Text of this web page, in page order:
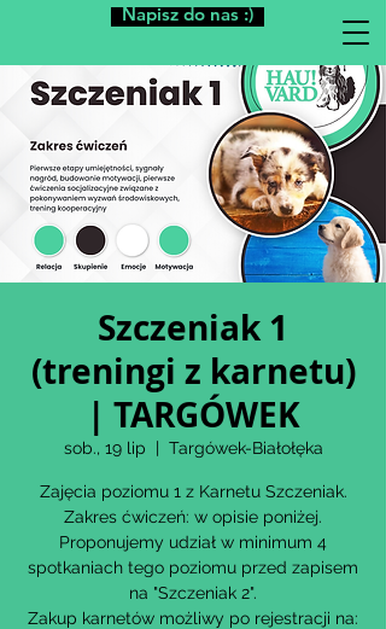
Napisz do nas :)
Szczeniak 1
(treningi z karnetu)
| TARGÓWEK
sob., 19 lip
  |
Targówek-Białołęka
Zajęcia poziomu 1 z Karnetu Szczeniak.
Zakres ćwiczeń: w opisie poniżej.
Proponujemy udział w minimum 4
spotkaniach tego poziomu przed zapisem
na "Szczeniak 2".
Zakup karnetów możliwy po rejestracji na: